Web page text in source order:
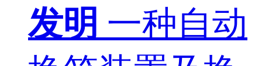
发明 一种自动